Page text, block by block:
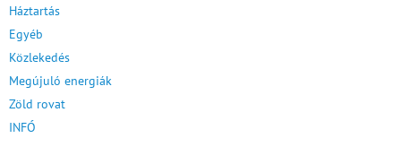
Háztartás
Egyéb
Közlekedés
Megújuló energiák
Zöld rovat
INFÓ